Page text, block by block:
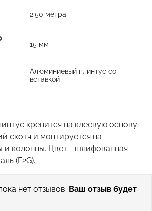
2.50 метра
15 мм
Алюминиевый плинтус со
вставкой
крепится на клеевую основу
скотч и монтируется на
и колонны. Цвет - шлифованная
(F2G).
нет отзывов. Ваш отзыв будет